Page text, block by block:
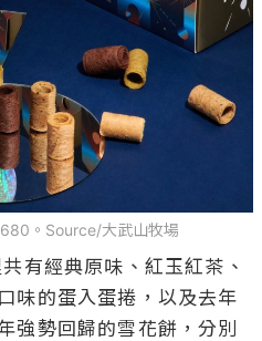
。Source/大武山牧場
有經典原味、紅玉紅茶、
味的蛋入蛋捲，以及去年
強勢回歸的雪花餅，分別